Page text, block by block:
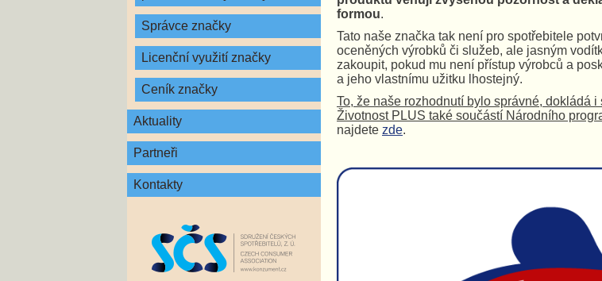
Správce značky
Licenční využití značky
Ceník značky
Aktuality
Partneři
Kontakty
formou.
Tato naše značka tak není pro spotřebitele
oceněných výrobků či služeb, ale jasným
zakoupit, pokud mu není přístup výrobců a
a jeho vlastnímu užitku lhostejný.
To, že naše rozhodnutí bylo správné, dokládá
Životnost PLUS také součástí Národního
najdete zde.